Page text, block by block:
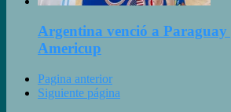
Argentina venció a Paraguay
Americup
Pagina anterior
Siguiente página